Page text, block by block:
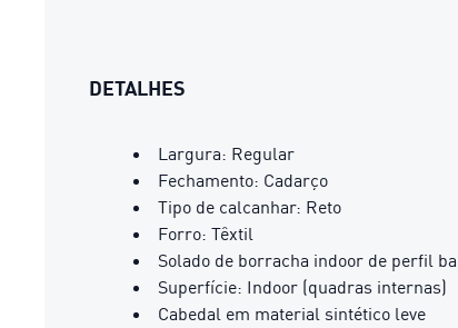
DETALHES
Largura: Regular
Fechamento: Cadarço
Tipo de calcanhar: Reto
Forro: Têxtil
Solado de borracha indoor de perfil
Superfície: Indoor (quadras internas)
Cabedal em material sintético leve